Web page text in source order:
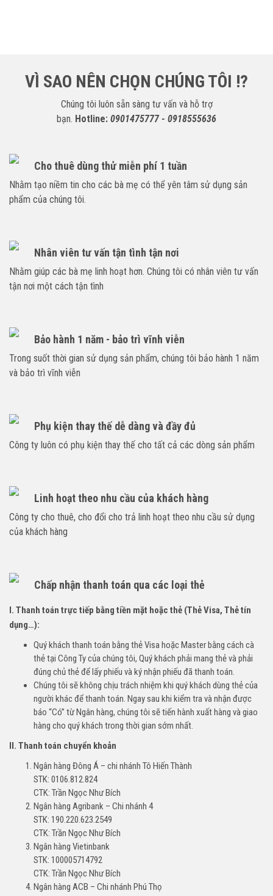
VÌ SAO NÊN CHỌN CHÚNG TÔI !?
Chúng tôi luôn sẵn sàng tư vấn và hỗ trợ
bạn. Hotline: 0901475777 - 0918555636
Cho thuê dùng thử miễn phí 1 tuần
Nhằm tạo niềm tin cho các bà mẹ có thể yên tâm sử dụng sản
phẩm của chúng tôi.
Nhân viên tư vấn tận tình tận nơi
Nhằm giúp các bà mẹ linh hoạt hơn. Chúng tôi có nhân viên tư vấn
tận nơi một cách tận tình
Bảo hành 1 năm - bảo trì vĩnh viễn
Trong suốt thời gian sử dụng sản phẩm, chúng tôi bảo hành 1 năm
và bảo trì vĩnh viễn
Phụ kiện thay thế dễ dàng và đầy đủ
Công ty luôn có phụ kiện thay thế cho tất cả các dòng sản phẩm
Linh hoạt theo nhu cầu của khách hàng
Công ty cho thuê, cho đổi cho trả linh hoạt theo nhu cầu sử dụng
của khách hàng
Chấp nhận thanh toán qua các loại thẻ
I. Thanh toán trực tiếp bằng tiền mặt hoặc thẻ (Thẻ Visa, Thẻ tín
dụng…):
Quý khách thanh toán bằng thẻ Visa hoặc Master bằng cách cà
thẻ tại Công Ty của chúng tôi, Quý khách phải mang thẻ và phải
đúng chủ thẻ để lấy phiếu và ký nhận phiếu đã thanh toán.
Chúng tôi sẽ không chịu trách nhiệm khi quý khách dùng thẻ của
người khác để thanh toán. Ngay sau khi kiểm tra và nhận được
báo “Có” từ Ngân hàng, chúng tôi sẽ tiến hành xuất hàng và giao
hàng cho quý khách trong thời gian sớm nhất.
II. Thanh toán chuyển khoản
Ngân hàng Đông Á – chi nhánh Tô Hiến Thành
STK: 0106.812.824
CTK: Trần Ngọc Như Bích
Ngân hàng Agribank – Chi nhánh 4
STK: 190.220.623.2549
CTK: Trần Ngọc Như Bích
Ngân hàng Vietinbank
STK: 100005714792
CTK: Trần Ngọc Như Bích
Ngân hàng ACB – Chi nhánh Phú Thọ